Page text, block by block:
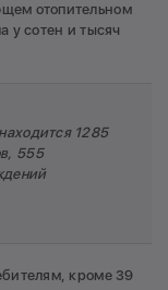
отопительном
у сотен и тысяч
1285
555
кроме 39